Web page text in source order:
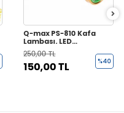
Q-max PS-810 Kafa
Lambası, LED
Aydınlatmalı Kafa
Feneri,
Multifonksiyonel 40
Watt + LED 4 Mod
250,00 TL
150,00 TL %40